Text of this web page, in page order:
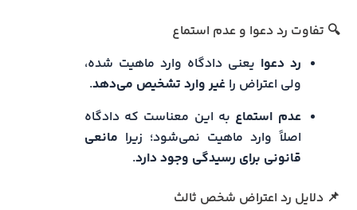
🔍 تفاوت رد دعوا و عدم استماع
رد دعوا یعنی دادگاه وارد ماهیت شده،
ولی اعتراض راغیر وارد تشخیص می‌دهد.
عدم استماع به این معناست که دادگاه
اصلاً وارد ماهیت نمی‌شود؛ زیرا مانعی
قانونی برای رسیدگی وجود دارد.
📌 دلایل رد اعتراض شخص ثالث